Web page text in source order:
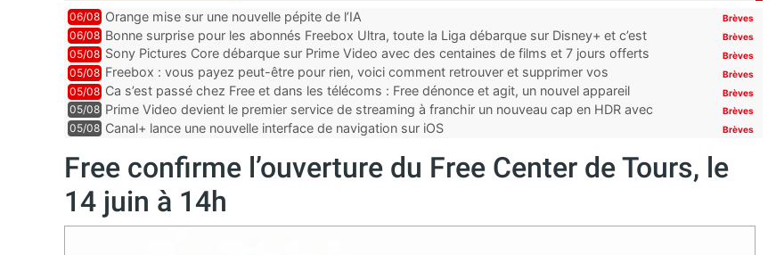
06/08 Orange mise sur une nouvelle pépite de l’IA Brèves
06/08 Bonne surprise pour les abonnés Freebox Ultra, toute la Liga débarque sur Disney+ et c’est
inclus
Brèves
05/08 Sony Pictures Core débarque sur Prime Video avec des centaines de films et 7 jours offerts Brèves
05/08 Freebox : vous payez peut-être pour rien, voici comment retrouver et supprimer vos
abonnements TV oubliés
Brèves
05/08 Ca s’est passé chez Free et dans les télécoms : Free dénonce et agit, un nouvel appareil
pointe le bout de...
Brèves
05/08 Prime Video devient le premier service de streaming à franchir un nouveau cap en HDR avec
ce lancement
Brèves
05/08 Canal+ lance une nouvelle interface de navigation sur iOS Brèves
Free confirme l’ouverture du Free Center de Tours, le
14 juin à 14h